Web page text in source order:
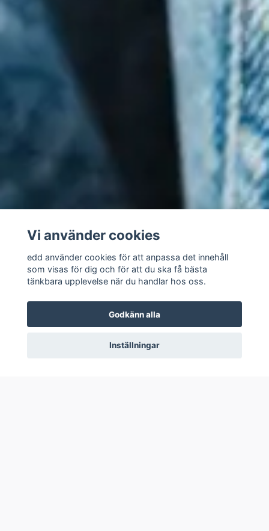
Vi använder cookies
edd använder cookies för att anpassa det innehåll
som visas för dig och för att du ska få bästa
tänkbara upplevelse när du handlar hos oss.
Godkänn alla
Inställningar